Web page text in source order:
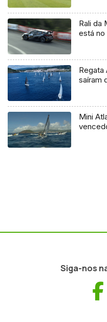
Rali da
está no
Regata
saíram
Mini
Siga-nos